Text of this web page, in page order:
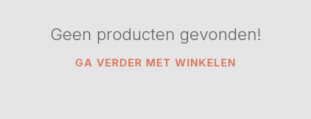
Geen producten gevonden!
GA VERDER MET WINKELEN